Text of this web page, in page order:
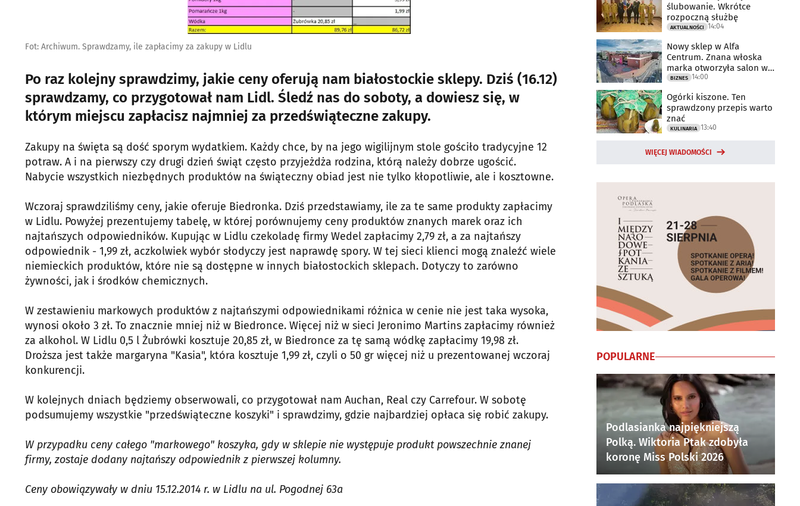
Fot: Archiwum. Sprawdzamy, ile zapłacimy za zakupy w Lidlu
Po raz kolejny sprawdzimy, jakie ceny oferują nam białostockie sklepy. Dziś (16.12)
sprawdzamy, co przygotował nam Lidl. Śledź nas do soboty, a dowiesz się, w
którym miejscu zapłacisz najmniej za przedświąteczne zakupy.
Zakupy na święta są dość sporym wydatkiem. Każdy chce, by na jego wigilijnym stole gościło tradycyjne 12
potraw. A i na pierwszy czy drugi dzień świąt często przyjeżdża rodzina, którą należy dobrze ugościć.
Nabycie wszystkich niezbędnych produktów na świąteczny obiad jest nie tylko kłopotliwie, ale i kosztowne.
Wczoraj sprawdziliśmy ceny, jakie oferuje Biedronka. Dziś przedstawiamy, ile za te same produkty zapłacimy
w Lidlu. Powyżej prezentujemy tabelę, w której porównujemy ceny produktów znanych marek oraz ich
najtańszych odpowiedników. Kupując w Lidlu czekoladę firmy Wedel zapłacimy 2,79 zł, a za najtańszy
odpowiednik - 1,99 zł, aczkolwiek wybór słodyczy jest naprawdę spory. W tej sieci klienci mogą znaleźć wiele
niemieckich produktów, które nie są dostępne w innych białostockich sklepach. Dotyczy to zarówno
żywności, jak i środków chemicznych.
W zestawieniu markowych produktów z najtańszymi odpowiednikami różnica w cenie nie jest taka wysoka,
wynosi około 3 zł. To znacznie mniej niż w Biedronce. Więcej niż w sieci Jeronimo Martins zapłacimy również
za alkohol. W Lidlu 0,5 l Żubrówki kosztuje 20,85 zł, w Biedronce za tę samą wódkę zapłacimy 19,98 zł.
Droższa jest także margaryna "Kasia", która kosztuje 1,99 zł, czyli o 50 gr więcej niż u prezentowanej wczoraj
konkurencji.
W kolejnych dniach będziemy obserwowali, co przygotował nam Auchan, Real czy Carrefour. W sobotę
podsumujemy wszystkie "przedświąteczne koszyki" i sprawdzimy, gdzie najbardziej opłaca się robić zakupy.
W przypadku ceny całego "markowego" koszyka, gdy w sklepie nie występuje produkt powszechnie znanej
firmy, zostaje dodany najtańszy odpowiednik z pierwszej kolumny.
Ceny obowiązywały w dniu 15.12.2014 r. w Lidlu na ul. Pogodnej 63a
ślubowanie. Wkrótce
rozpoczną służbę
AKTUALNOŚCI 14:04
Nowy sklep w Alfa
Centrum. Znana włoska
marka otworzyła salon w
Białymstoku
BIZNES 14:00
Ogórki kiszone. Ten
sprawdzony przepis warto
znać
KULINARIA 13:40
WIĘCEJ WIADOMOŚCI
POPULARNE
Podlasianka najpiękniejszą
Polką. Wiktoria Ptak zdobyła
koronę Miss Polski 2026